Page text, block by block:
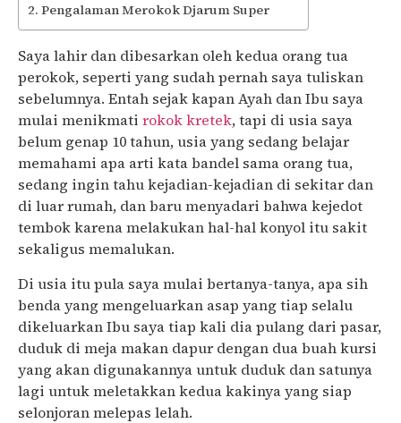
Pengalaman Merokok Djarum Super
Saya lahir dan dibesarkan oleh kedua orang tua
perokok, seperti yang sudah pernah saya tuliskan
sebelumnya. Entah sejak kapan Ayah dan Ibu saya
mulai menikmati rokok kretek, tapi di usia saya
belum genap 10 tahun, usia yang sedang belajar
memahami apa arti kata bandel sama orang tua,
sedang ingin tahu kejadian-kejadian di sekitar dan
di luar rumah, dan baru menyadari bahwa kejedot
tembok karena melakukan hal-hal konyol itu sakit
sekaligus memalukan.
Di usia itu pula saya mulai bertanya-tanya, apa sih
benda yang mengeluarkan asap yang tiap selalu
dikeluarkan Ibu saya tiap kali dia pulang dari pasar,
duduk di meja makan dapur dengan dua buah kursi
yang akan digunakannya untuk duduk dan satunya
lagi untuk meletakkan kedua kakinya yang siap
selonjoran melepas lelah.